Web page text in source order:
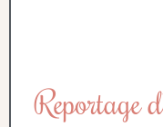
Reportage